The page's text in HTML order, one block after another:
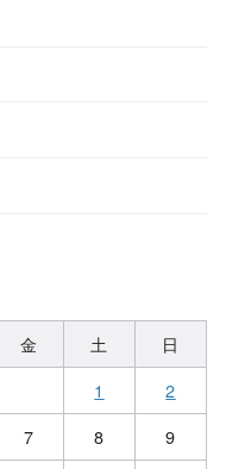
金 土
日
1
2
7 8
9